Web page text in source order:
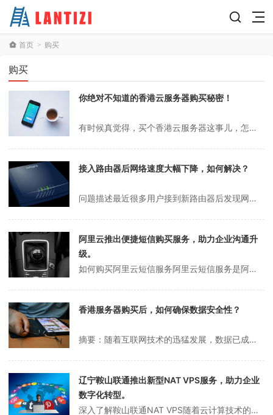
首页 > 购买
购买
你绝对不知道的香港云服务器购买秘密！
有时候真觉得，买个香港云服务器这事儿，怎么就能让人头大成这样？我记得去年双十一那会儿，群里一哥们还在吐槽，说自己找了半天，结果买到个假官网，钱都打水漂了。说实话，这年头，连买个服务器都得像侦探一样查来查去，生怕一不小心就踩坑。你说，香港云服务器购买地址到底在哪？这问题看着简单，真要细抠起来，水还挺深的。香港云...
接入路由器后网络速度大幅下降，如何解决？
问题描述最近很多用户接到新路由器后发现网络变慢了，甚至不如以前的老路由器。怎么回事？原因分析一般来说，接通新路由器后网络变慢的原因如下：新路由器配置不当。 如果新路由器配置不正确，如路由表设置冲突、DHCP分配地址和**不平等，很容易导致网络变慢。新路由器不兼容。 不同的路由器制造商，不同的芯片型号，不同的功...
阿里云推出便捷短信购买服务，助力企业沟通升
级。
如何购买阿里云短信服务阿里云短信服务是阿里云推出的一项实用工具，广泛应用于短信验证码、营销推广以及通知提醒等多种场景。如果您对阿里云短信的购买流程还不太熟悉，不用担心，本文将为您详细讲解具体的操作步骤，助您快速上手。第一步：访问阿里云官网并登录首先，打开您的浏览器，输入阿里云官方网站的地址，进入首页。如果您已...
香港服务器购买后，如何确保数据安全性？
摘要：随着互联网技术的迅猛发展，数据已成为企业运营中不可或缺的核心资源，而数据安全问题也随之成为企业必须高度重视的环节。在选择购买香港服务器时，如何有效保障数据安全是一个值得深入探讨的话题。本文将从网络安全、物理安全、数据备份与恢复以及权限管理四个维度，详细分析在购买香港服务器时如何采取措施保护数据安全。一、...
辽宁鞍山联通推出新型NAT VPS服务，助力企业
数字化转型。
深入了解鞍山联通NAT VPS随着云计算技术的不断发展，虚拟专用服务器（VPS）已经成为许多企业和个人用户的首选。而鞍山联通推出的NAT VPS，以其独特的优势，正在逐渐受到市场的关注。本文将带你全面了解鞍山联通NAT VPS的特点、优势以及购买和配置的流程。鞍山联通NAT VPS是什么？鞍山联通NAT VP...